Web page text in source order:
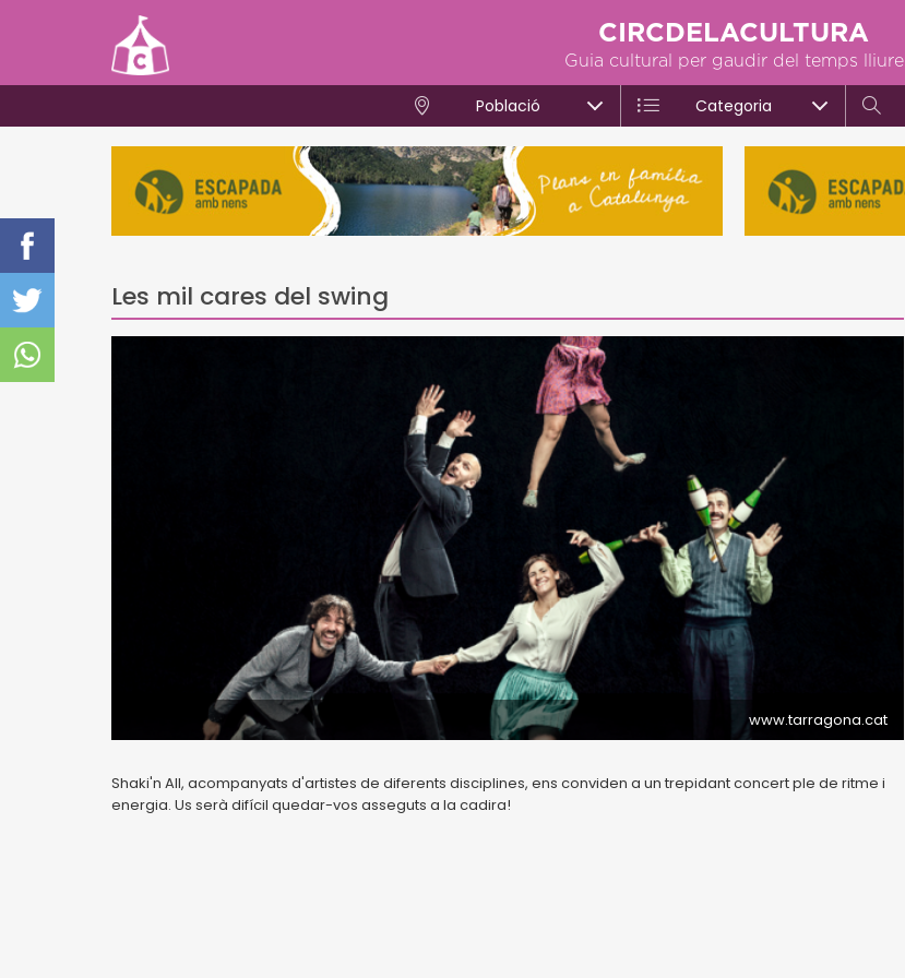
CIRCDELACULTURA
Guia cultural per gaudir del temps lliure
Població Categoria
Les mil cares del swing
www.tarragona.cat
Shaki'n All, acompanyats d'artistes de diferents disciplines, ens conviden a un trepidant concert ple de ritme i
energia. Us serà difícil quedar-vos asseguts a la cadira!